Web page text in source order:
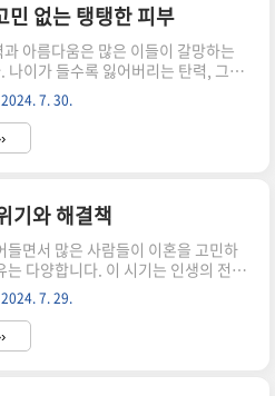
하여 피부의 깊은 층까지 에너지를
침습적 시술입니다. 이 과정에서 피부
성을 촉진하고, 피부 탄력을 높이는 효
다. 기존의 리프팅 시술과는 달리, 울
표면을 손상시키지 않으면서도 깊은
프팅 효과를 나타낼 수 있습니다. 특
가, 턱선, 목 ..
민 없는 탱탱한 피부
아름다움은 많은 이들이 갈망하는
나이가 들수록 잃어버리는 탄력, 그리
은 누구에게나 고민이 될 수 있습니다.
해결하기 위한 다양한 방법 중에서 인
주목받고 있습니다. 이 글에서는 인
원리와 효과, 시술 과정, 주의사항
팅은 고주파 에너지를 활용하여 피
지 열을 전달하는 비침습적 시술입니
서 피부의 콜라겐 생성이 촉진되며,
부의 탄력이 증가하게 됩니다. 고주
직접 작용하여 열을 발생시켜 피부의
높이는 역할을 합니다. 이로 인해 피부
리프팅되며, 잔주름이나..
2024. 7. 30.
기와 해결책
들면서 많은 사람들이 이혼을 고민하
는 다양합니다. 이 시기는 인생의 전환
적인 변화와 함께 부부간의 갈등이 격
시기입니다. 이 글에서는 중년의 위기
통찰과 이혼의 주요 원인, 그리고 이를
방안을 탐구해 보겠습니다. 중년의
2024. 7. 29.